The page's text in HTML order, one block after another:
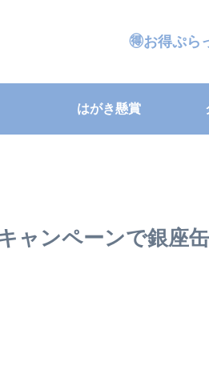
🉐お得ぷら
はがき懸賞
ャンペーンで銀座